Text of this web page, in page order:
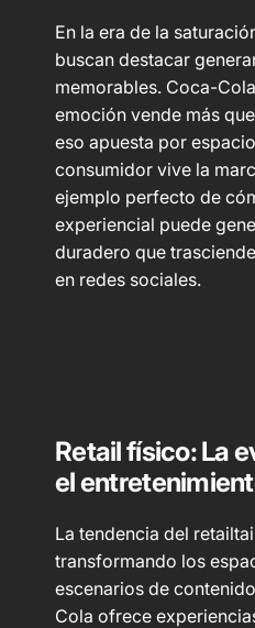
En la era de la
buscan destacar
memorables. Coca-
emoción vende más
eso apuesta por
consumidor vive la
ejemplo perfecto de
experiencial puede
duradero que
en redes sociales.
Retail físico: La
el
La tendencia del
transformando los
escenarios de
Cola ofrece